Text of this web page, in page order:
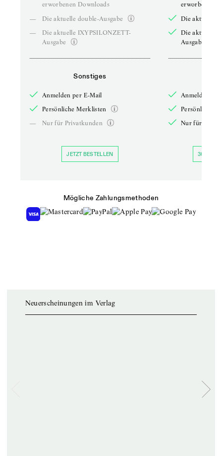
erworbenen Downloads
—
Die aktuelle double-Ausgabe
—
Die aktuelle IXYPSILONZETT-
Ausgabe
Sonstiges
Anmelden per E-Mail
Persönliche Merklisten
—
Nur für Privatkunden
JETZT BESTELLEN
erworbenen
Die aktuelle
Die aktuelle
Ausgabe
Anmelden
Persönliche
Nur für
30 TAGE
Mögliche Zahlungsmethoden
Neuerscheinungen im Verlag